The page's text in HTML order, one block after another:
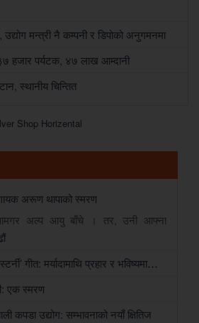
मन्त्री नै कम्पनी र डिपोको अनुगमनमा
हजार पर्यटक, ४७ लाख आम्दानी
स्थानीय चिन्तित
अरूण थापाको स्मरण
अल्प आयु बाँचे । तर, उनी आफ्ना
गीत: मर्यादामाथि प्रहार र भविष्यमाथिको खेलबाड
एक स्मरण
कपडा उद्योग: सम्भावनाको नयाँ क्षितिज